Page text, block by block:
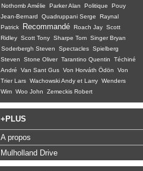
Nothomb Amélie
Parker Alan Politique
Pouy
Jean-Bernard
Quadruppani Serge
Raynal
Patrick
Recommandé Roach Jay Scott
Ridley Scott Tony Sharpe Tom Singer Bryan
Soderbergh Steven
Spectacles Spielberg
Steven
Stone Oliver Tarantino Quentin
Téchiné
André
Van Sant Gus Von Horváth Ödön
Von
Trier Lars Wachowski Andy et Larry Wenders
Wim Woo John Zemeckis Robert
+PLUS
A propos
Mulholland Drive